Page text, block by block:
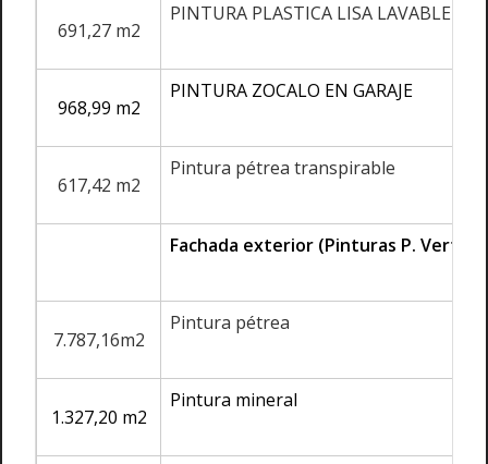
691,27 m2
PINTURA PLASTICA LISA LAVABLE
968,99 m2
PINTURA ZOCALO EN GARAJE
617,42 m2
Pintura pétrea transpirable
Fachada exterior (Pinturas P. Vertical
7.787,16m2
Pintura pétrea
1.327,20 m2
Pintura mineral